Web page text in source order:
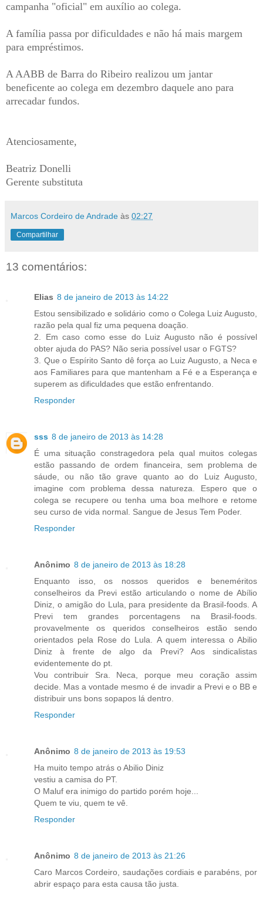
campanha "oficial" em auxílio ao colega.
A família passa por dificuldades e não há mais margem
para empréstimos.
A AABB de Barra do Ribeiro realizou um jantar
beneficente ao colega em dezembro daquele ano para
arrecadar fundos.
Atenciosamente,
Beatriz Donelli
Gerente substituta
Marcos Cordeiro de Andrade às 02:27
Compartilhar
13 comentários:
Elias 8 de janeiro de 2013 às 14:22
Estou sensibilizado e solidário como o Colega Luiz Augusto,
razão pela qual fiz uma pequena doação.
2. Em caso como esse do Luiz Augusto não é possível
obter ajuda do PAS? Não seria possível usar o FGTS?
3. Que o Espírito Santo dê força ao Luiz Augusto, a Neca e
aos Familiares para que mantenham a Fé e a Esperança e
superem as dificuldades que estão enfrentando.
Responder
sss 8 de janeiro de 2013 às 14:28
É uma situação constragedora pela qual muitos colegas
estão passando de ordem financeira, sem problema de
sáude, ou não tão grave quanto ao do Luiz Augusto,
imagine com problema dessa natureza. Espero que o
colega se recupere ou tenha uma boa melhore e retome
seu curso de vida normal. Sangue de Jesus Tem Poder.
Responder
Anônimo 8 de janeiro de 2013 às 18:28
Enquanto isso, os nossos queridos e beneméritos
conselheiros da Previ estão articulando o nome de Abílio
Diniz, o amigão do Lula, para presidente da Brasil-foods. A
Previ tem grandes porcentagens na Brasil-foods.
provavelmente os queridos conselheiros estão sendo
orientados pela Rose do Lula. A quem interessa o Abilio
Diniz à frente de algo da Previ? Aos sindicalistas
evidentemente do pt.
Vou contribuir Sra. Neca, porque meu coração assim
decide. Mas a vontade mesmo é de invadir a Previ e o BB e
distribuir uns bons sopapos lá dentro.
Responder
Anônimo 8 de janeiro de 2013 às 19:53
Ha muito tempo atrás o Abilio Diniz
vestiu a camisa do PT.
O Maluf era inimigo do partido porém hoje...
Quem te viu, quem te vê.
Responder
Anônimo 8 de janeiro de 2013 às 21:26
Caro Marcos Cordeiro, saudações cordiais e parabéns, por
abrir espaço para esta causa tão justa.